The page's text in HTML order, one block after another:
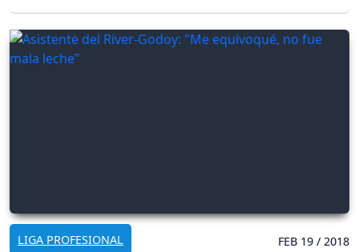
LIGA PROFESIONAL FEB 19 / 2018